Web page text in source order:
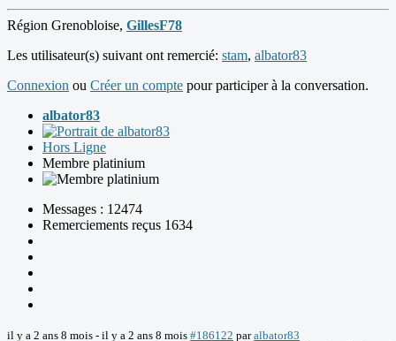
Région Grenobloise, GillesF78
Les utilisateur(s) suivant ont remercié: stam, albator83
Connexion ou Créer un compte pour participer à la conversation.
albator83
Hors Ligne
Membre platinium
Messages : 12474
Remerciements reçus 1634
il y a 2 ans 8 mois - il y a 2 ans 8 mois #186122 paralbator83